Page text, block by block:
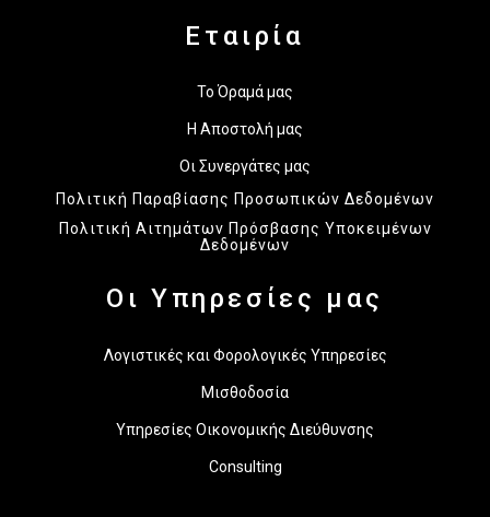
Εταιρία
Το Όραμά μας
Η Αποστολή μας
Οι Συνεργάτες μας
Πολιτική Παραβίασης Προσωπικών Δεδομένων
Πολιτική Αιτημάτων Πρόσβασης Υποκειμένων
Δεδομένων
Οι Υπηρεσίες μας
Λογιστικές και Φορολογικές Υπηρεσίες
Μισθοδοσία
Υπηρεσίες Οικονομικής Διεύθυνσης
Consulting